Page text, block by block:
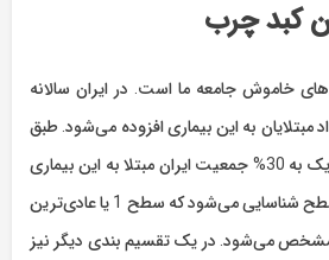
کبد چرب
خاموش جامعه ما است. در ایران سالانه
نفر به تعداد مبتلایان به این بیماری افزوده می‌شود. طبق
یک بررسی انجام شده نزدیک به 30% جمعیت ایران مبتلا به این بیماری
هستند. این بیماری در 4 سطح شناسایی می‌شود که سطح 1 یا عادی‌ترین
می‌شود. در یک تقسیم بندی دیگر نیز